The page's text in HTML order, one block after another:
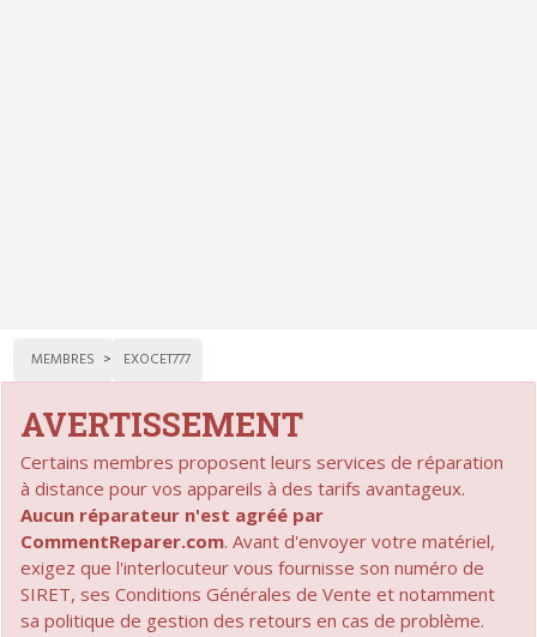
MEMBRES EXOCET777
AVERTISSEMENT
Certains membres proposent leurs services de réparation
à distance pour vos appareils à des tarifs avantageux.
Aucun réparateur n'est agréé par
CommentReparer.com. Avant d'envoyer votre matériel,
exigez que l'interlocuteur vous fournisse son numéro de
SIRET, ses Conditions Générales de Vente et notamment
sa politique de gestion des retours en cas de problème.